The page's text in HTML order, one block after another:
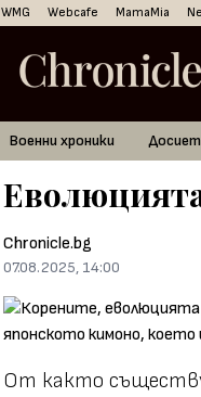
WMG Webcafe MamaMia
Военни хроники
Chronicle.bg
07.08.2025, 14:00
От както